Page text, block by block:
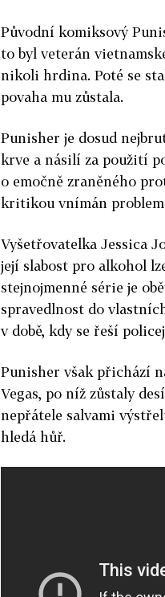
Původní komiksový
to byl veterán
nikoli hrdina. Poté se
povaha mu zůstala.
Punisher je dosud
krve a násilí za použití
o emočně zraněného
kritikou vnímán
Vyšetřovatelka Jessica
její slabost pro alkohol
stejnojmenné série je
spravedlnost do
v době, kdy se řeší
Punisher však přichází
Vegas, po níž zůstaly
nepřátele salvami
hledá hůř.